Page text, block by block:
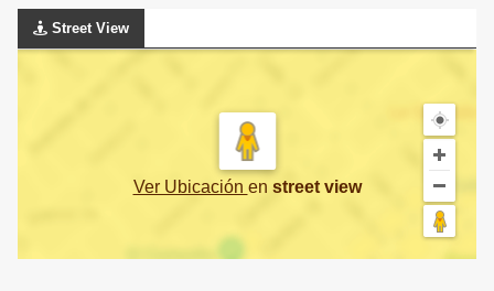
Street View
Ver Ubicación en street view